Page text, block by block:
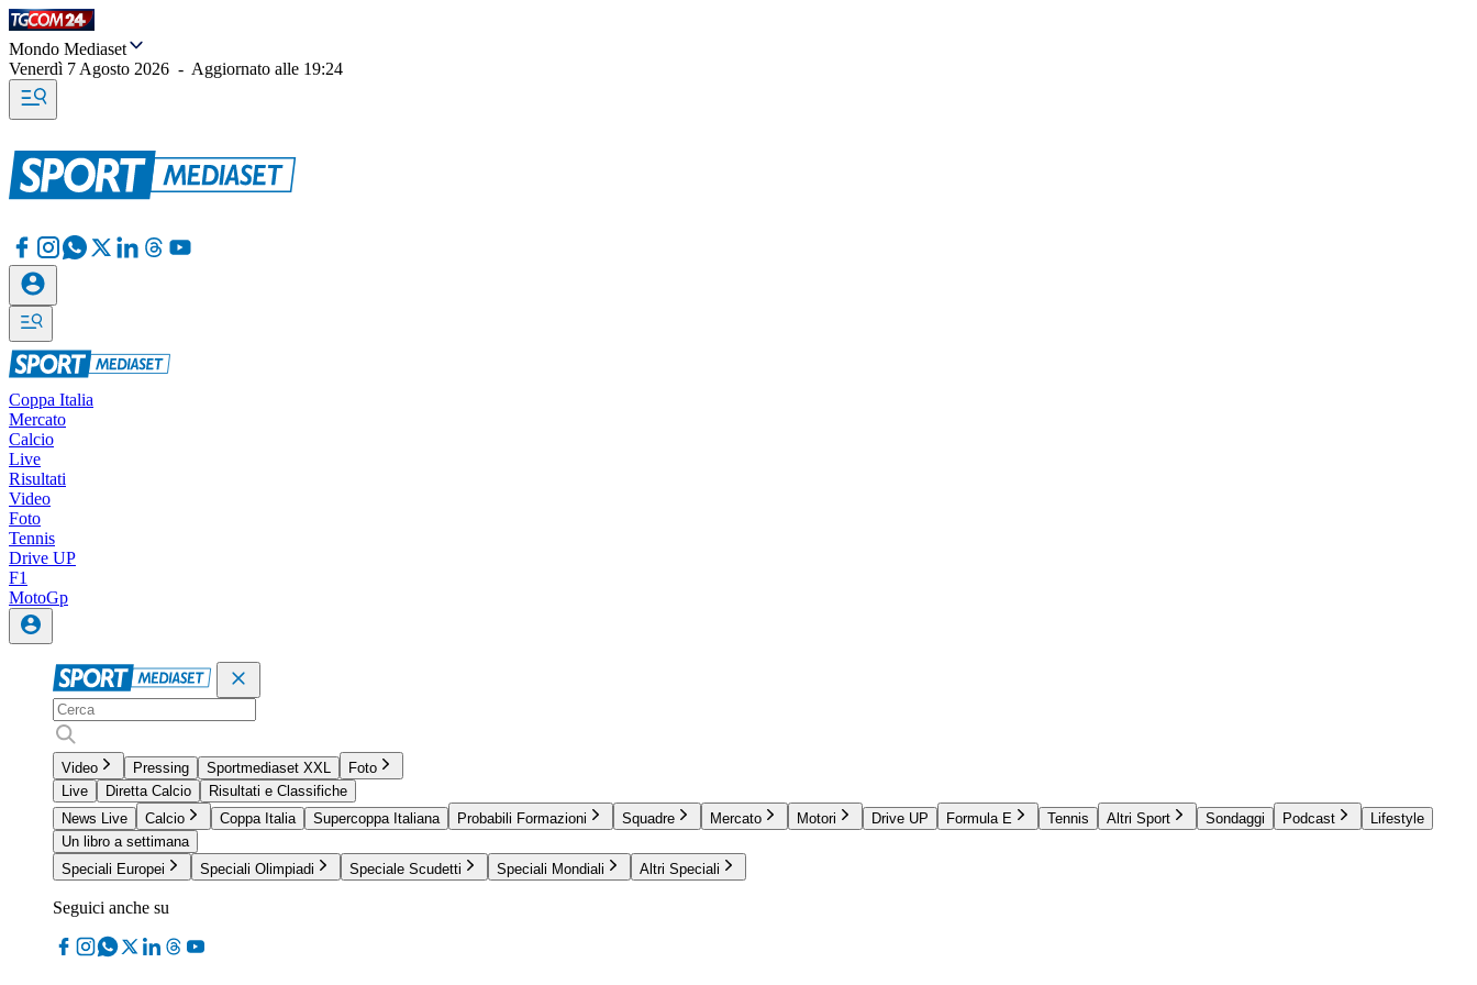
Mondo Mediaset
Venerdì 7 Agosto 2026 - Aggiornato alle 19:24
Coppa Italia
Mercato
Calcio
Live
Risultati
Video
Foto
Tennis
Drive UP
F1
MotoGp
Video Pressing Sportmediaset XXL
Foto
Live
Diretta Calcio
Risultati e Classifiche
News Live
Calcio Coppa Italia Supercoppa Italiana Probabili Formazioni Squadre Mercato Motori Drive UP Formula E Tennis Altri Sport Sondaggi Podcast
Lifestyle
Un libro a settimana
Speciali Europei
Speciali Olimpiadi Speciale Scudetti Speciali Mondiali Altri Speciali
Seguici anche su